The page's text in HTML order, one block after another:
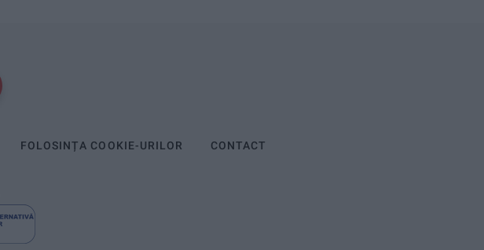
FOLOSINȚA COOKIE-URILOR CONTACT